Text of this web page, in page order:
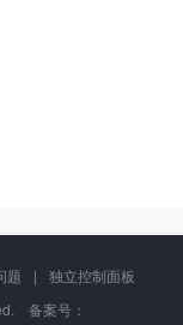
题 |
独立控制面板
备案号：